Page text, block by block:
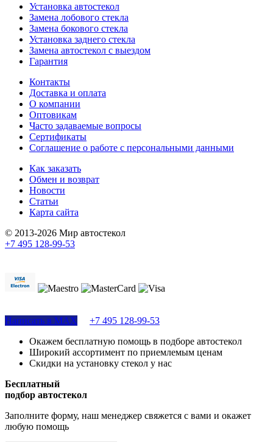
Установка автостекол
Замена лобового стекла
Замена бокового стекла
Установка заднего стекла
Замена автостекол с выездом
Гарантия
Контакты
Доставка и оплата
О компании
Оптовикам
Часто задаваемые вопросы
Сертификаты
Соглашение о работе с персональными данными
Как заказать
Обмен и возврат
Новости
Статьи
Карта сайта
© 2013-2026 Мир автостекол
+7 495 128-99-53
Написать в MAX
+7 495 128-99-53
Окажем бесплатную помощь в подборе автостекол
Широкий ассортимент по приемлемым ценам
Скидки на установку стекол у нас
Бесплатный
подбор автостекол
Заполните форму, наш менеджер свяжется с вами и окажет
любую помощь